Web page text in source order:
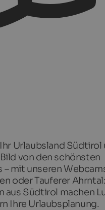
Urlaubsland Südtirol
von den schönsten
– mit unseren
oder Tauferer
aus Südtirol machen
Ihre Urlaubsplanung.